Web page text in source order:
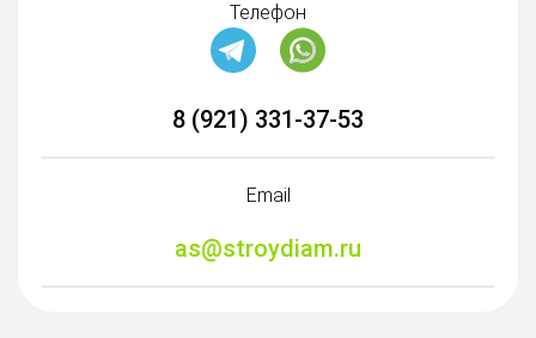
Телефон
8 (921) 331-37-53
Email
as@stroydiam.ru